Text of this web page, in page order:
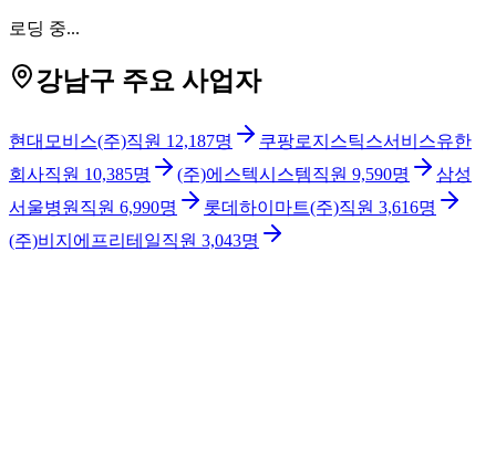
로딩 중...
강남구 주요 사업자
현대모비스(주)직원 12,187명
쿠팡로지스틱스서비스유한
회사직원 10,385명 (주)에스텍시스템직원 9,590명
삼성
서울병원 직원 6,990명 롯데하이마트(주)직원 3,616명
(주)비지에프리테일직원 3,043명